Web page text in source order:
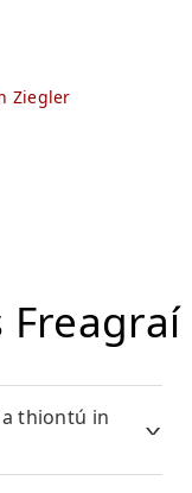
Ziegler
Freagraí
thiontú in